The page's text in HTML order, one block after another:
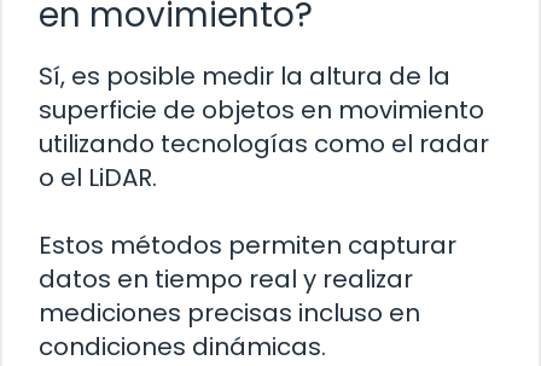
en movimiento?
Sí, es posible medir la altura de la
superficie de objetos en movimiento
utilizando tecnologías como el radar
o el LiDAR.
Estos métodos permiten capturar
datos en tiempo real y realizar
mediciones precisas incluso en
condiciones dinámicas.